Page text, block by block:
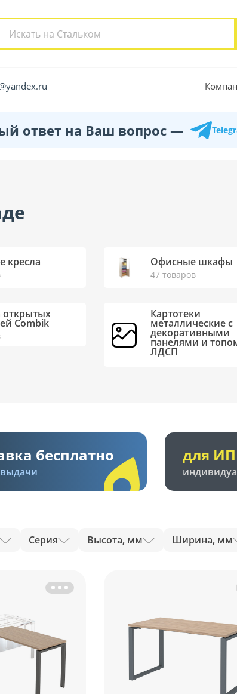
ответ на Ваш вопрос —
кресла Офисные шкафы
47 товаров
открытых
Combik
Картотеки
металлические с
декоративными
панелями и
ЛДСП
бесплатно для
Серия Высота, мм Ширина, мм